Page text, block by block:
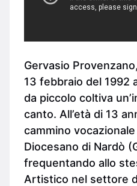
Gervasio
13 febbraio del 1992
da piccolo coltiva
canto. All’età di 13
cammino
Diocesano di Nardò
frequentando allo
Artistico nel settore